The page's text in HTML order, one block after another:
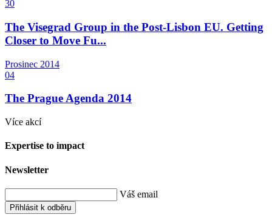
30
The Visegrad Group in the Post-Lisbon EU. Getting
Closer to Move Fu...
Prosinec 2014
04
The Prague Agenda 2014
Více akcí
Expertise to impact
Newsletter
Váš email
Přihlásit k odběru